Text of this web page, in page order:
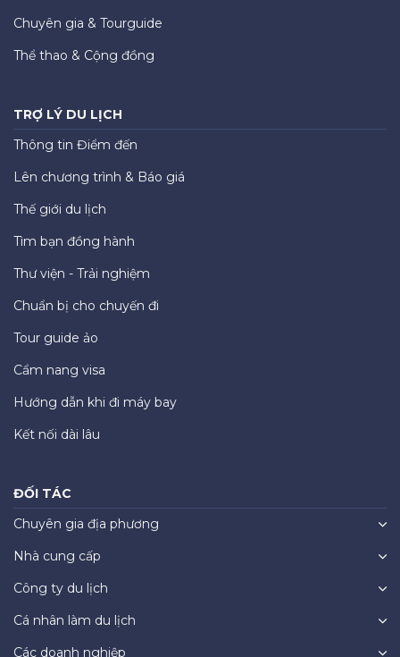
Chuyên gia & Tourguide
Thể thao & Cộng đồng
TRỢ LÝ DU LỊCH
Thông tin Điểm đến
Lên chương trình & Báo giá
Thế giới du lịch
Tìm bạn đồng hành
Thư viện - Trải nghiệm
Chuẩn bị cho chuyến đi
Tour guide ảo
Cẩm nang visa
Hướng dẫn khi đi máy bay
Kết nối dài lâu
ĐỐI TÁC
Chuyên gia địa phương
Nhà cung cấp
Công ty du lịch
Cá nhân làm du lịch
Các doanh nghiệp